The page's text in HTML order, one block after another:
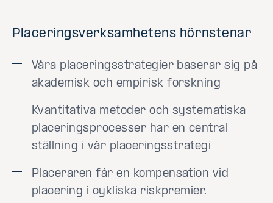
Placeringsverksamhetens hörnstenar
Våra placeringsstrategier baserar sig på
akademisk och empirisk forskning
Kvantitativa metoder och systematiska
placeringsprocesser har en central
ställning i vår placeringsstrategi
Placeraren får en kompensation vid
placering i cykliska riskpremier.